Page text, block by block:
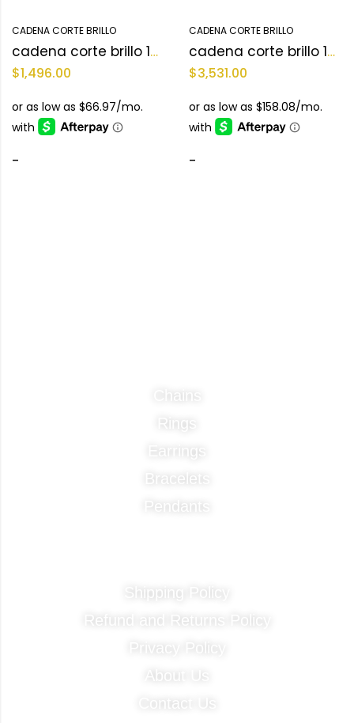
CADENA CORTE BRILLO
cadena corte brillo 10KT
$1,496.00
-
CADENA CORTE BRILLO
cadena corte brillo 14KT
$3,531.00
-
Chains
Rings
Earrings
Bracelets
Pendants
Shipping Policy
About Us